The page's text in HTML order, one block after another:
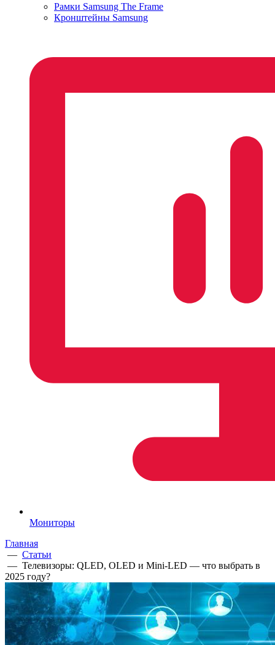
Рамки Samsung The Frame
Кронштейны Samsung
Мониторы
Главная
— Статьи
— Телевизоры: QLED, OLED и Mini-LED — что выбрать в
2025 году?